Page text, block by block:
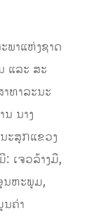
ພາແຫ່ງຊາດ
ແລະ ສະ
ທາລະນະ
ນ ນາງ
ະສຸກແຂວງ
ເຈວລ້າງມື,
ນຫະພູມ,
ຄ່າ